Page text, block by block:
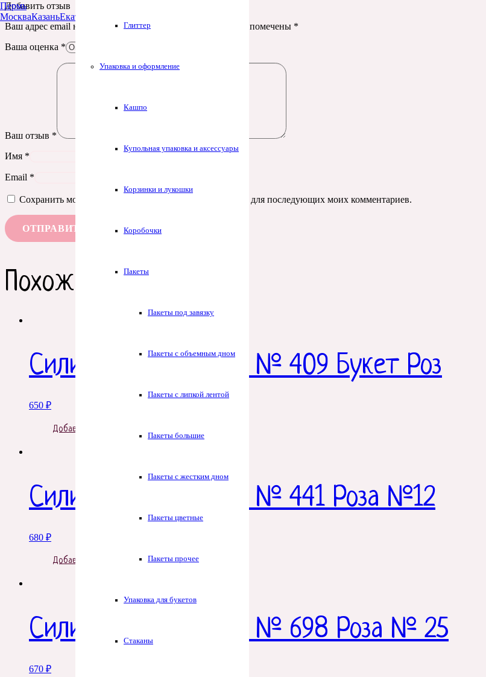
Глиттер
Упаковка и оформление
Кашпо
Купольная упаковка и аксессуары
Корзинки и лукошки
Коробочки
Пакеты
Пакеты под завязку
Пакеты с объемным дном
Пакеты с липкой лентой
Пакеты большие
Пакеты с жестким дном
Пакеты цветные
Пакеты прочее
Упаковка для букетов
Стаканы
Пермь
МоскваКазаньЕкатеринбург
Добавить отзыв
Ваш адрес email не будет опубликован.
Обязательные поля помечены *
Ваша оценка *
Ваш отзыв *
Имя *
Email *
Сохранить моё имя, email и адрес сайта в этом браузере для последующих моих комментариев.
Похожие товары
Силиконовая форма № 409 Букет Роз
650 ₽
Добавить в корзину
Силиконовая форма № 441 Роза №12
680 ₽
Добавить в корзину
Силиконовая форма № 698 Роза № 25
670 ₽